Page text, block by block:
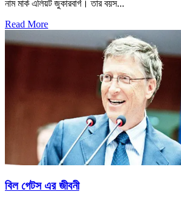
নাম মার্ক এলিয়ট জুকারবার্গ। তার বয়স...
Read More
বিল গেটস এর জীবনী